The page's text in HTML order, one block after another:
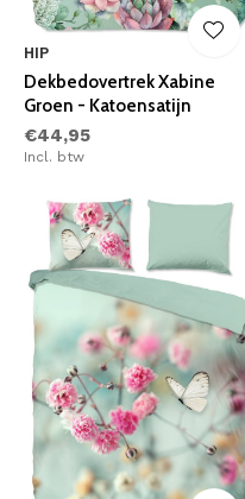
HIP
Dekbedovertrek Xabine
Groen - Katoensatijn
€44,95
Incl. btw